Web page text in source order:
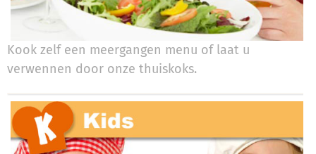
Kook zelf een meergangen menu of laat u
verwennen door onze thuiskoks.